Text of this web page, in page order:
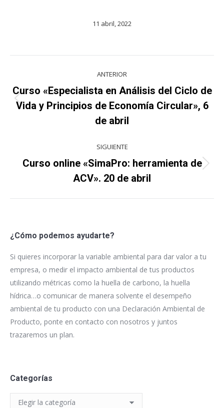
11 abril, 2022
entre
proyectos
ANTERIOR
Proyecto
anterior
Curso «Especialista en Análisis del Ciclo de
Vida y Principios de Economía Circular», 6
de abril
SIGUIENTE
Proyecto
siguiente
Curso online «SimaPro: herramienta de
ACV». 20 de abril
¿Cómo podemos ayudarte?
Si quieres incorporar la variable ambiental para dar valor a tu
empresa, o medir el impacto ambiental de tus productos
utilizando métricas como la huella de carbono, la huella
hídrica…o comunicar de manera solvente el desempeño
ambiental de tu producto con una Declaración Ambiental de
Producto, ponte en contacto con nosotros y juntos
trazaremos un plan.
Categorías
Categorías